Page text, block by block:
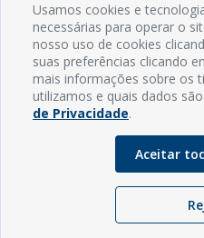
Endereço: Rua Capitão
CEP: 59598-
Contato:
E-mail:
Horário: Segunda a
© Copyright - 2026 |
Desenvolvido
Usamos cookies e
necessárias para operar o
nosso uso de cookies
suas preferências clicando
mais informações sobre os
utilizamos e quais dados
de Privacidade.
Aceitar